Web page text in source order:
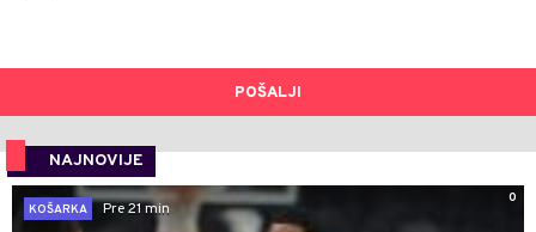
POŠALJI
NAJNOVIJE
0
KOŠARKA
Pre 21 min